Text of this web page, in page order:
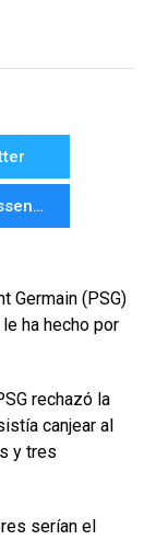
Messenger
Germain (PSG)
ha hecho por
rechazó la
canjear al
y tres
serían el